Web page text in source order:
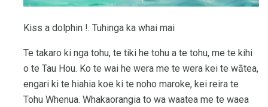
Kiss a dolphin !. Tuhinga ka whai mai
Te takaro ki nga tohu, te tiki he tohu a te tohu, me te kihi
o te Tau Hou. Ko te wai he wera me te wera kei te wātea,
engari ki te hiahia koe ki te noho maroke, kei reira te
Tohu Whenua. Whakaorangia to wa waatea me te waea